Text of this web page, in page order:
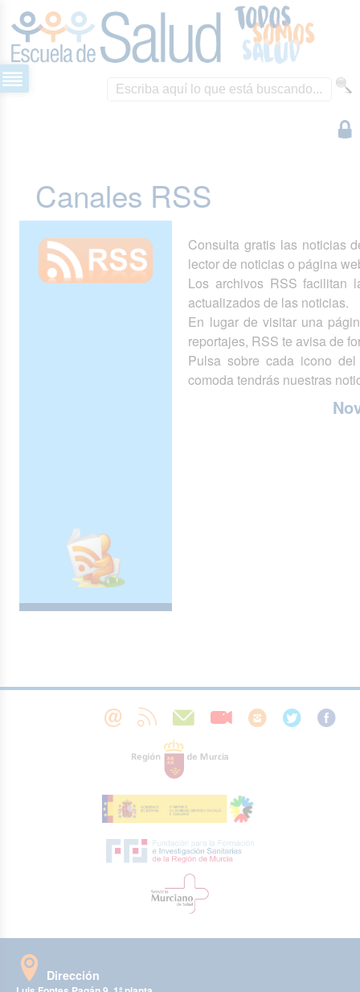
Canales RSS
Consulta gratis las noticias
lector de noticias o página
Los archivos RSS facilitan
actualizados de las noticias.
En lugar de visitar una
reportajes, RSS te avisa de
Pulsa sobre cada icono
comoda tendrás nuestras
Dirección